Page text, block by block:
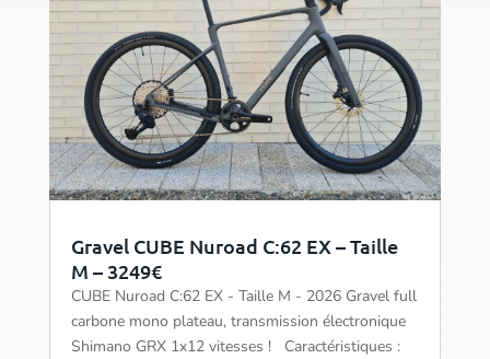
Gravel CUBE Nuroad C:62 EX – Taille
M – 3249€
CUBE Nuroad C:62 EX - Taille M - 2026 Gravel full
carbone mono plateau, transmission électronique
Shimano GRX 1x12 vitesses ! Caractéristiques :